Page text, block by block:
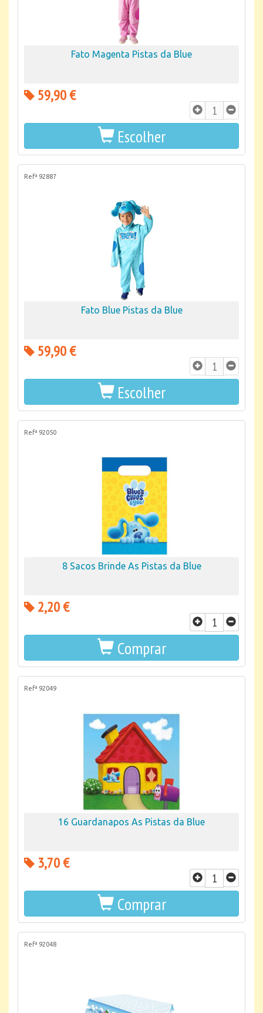
Fato Magenta Pistas da Blue
59,90 €
Escolher
Refª 92887
Fato Blue Pistas da Blue
59,90 €
Escolher
Refª 92050
8 Sacos Brinde As Pistas da Blue
2,20 €
Comprar
Refª 92049
16 Guardanapos As Pistas da Blue
3,70 €
Comprar
Refª 92048